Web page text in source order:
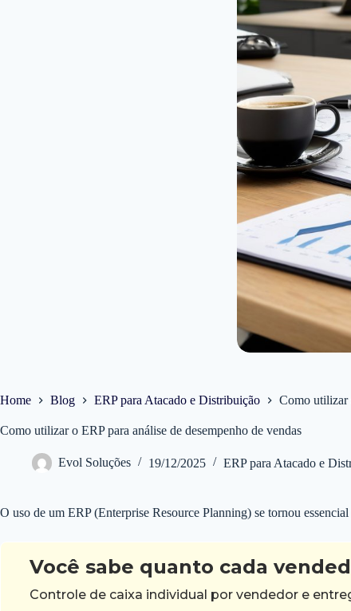
Home Blog ERP para Atacado e Distribuição Como utilizar
Como utilizar o ERP para análise de desempenho de vendas
Evol Soluções 19/12/2025 ERP para Atacado e
O uso de um ERP (Enterprise Resource Planning) se tornou
Você sabe quanto cada
Controle de caixa individual por vendedor e